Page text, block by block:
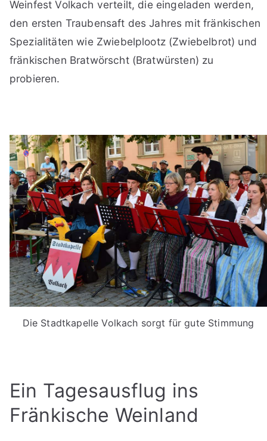
Weinfest Volkach verteilt, die eingeladen werden,
den ersten Traubensaft des Jahres mit fränkischen
Spezialitäten wie Zwiebelplootz (Zwiebelbrot) und
fränkischen Bratwörscht (Bratwürsten) zu
probieren.
Die Stadtkapelle Volkach sorgt für gute Stimmung
Ein Tagesausflug ins
Fränkische Weinland